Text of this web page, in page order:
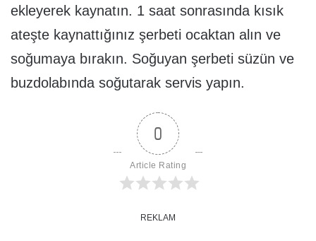
ekleyerek kaynatın. 1 saat sonrasında kısık
ateşte kaynattığınız şerbeti ocaktan alın ve
soğumaya bırakın. Soğuyan şerbeti süzün ve
buzdolabında soğutarak servis yapın.
0
Article Rating
REKLAM